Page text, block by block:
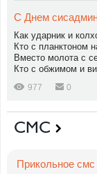
С Днем
Как ударник и
Кто с планктоном
Вместо молота с
Кто с обжимом и
977 0
СМС
Прикольное